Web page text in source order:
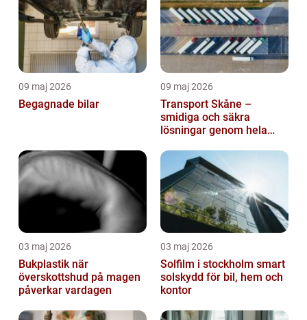
09 maj 2026
Begagnade bilar
09 maj 2026
Transport Skåne –
smidiga och säkra
lösningar genom hela
03 maj 2026
Bukplastik när
överskottshud på magen
påverkar vardagen
03 maj 2026
Solfilm i stockholm smart
solskydd för bil, hem och
kontor